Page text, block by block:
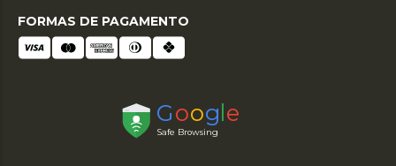
FORMAS DE PAGAMENTO